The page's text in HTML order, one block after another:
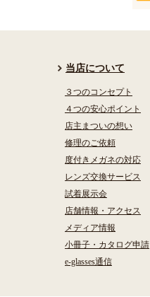
当店について
３つのコンセプト
４つの安心ポイント
店主まついの想い
修理のご依頼
度付きメガネの対応
レンズ交換サービス
試着展示会
店舗情報・アクセス
メディア情報
小冊子・カタログ申請
e-glasses通信